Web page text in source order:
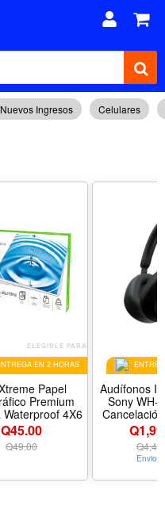
Nuevos Ingresos Celulares
ELEGIBLE PARA
EN 2 HORAS
Papel
Premium
Waterproof 4X6
Q45.00
Q49.00
Audífonos
Sony WH-
Bluetooth,
Q
Envio